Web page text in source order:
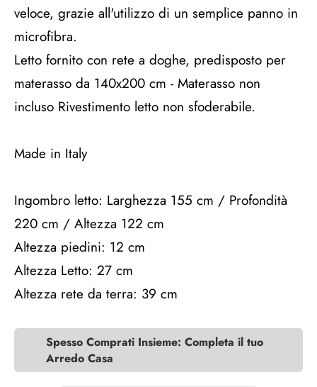
veloce, grazie all'utilizzo di un semplice panno in
microfibra.
Letto fornito con rete a doghe, predisposto per
materasso da 140x200 cm - Materasso non
incluso Rivestimento letto non sfoderabile.
Made in Italy
Ingombro letto: Larghezza 155 cm / Profondità
220 cm / Altezza 122 cm
Altezza piedini: 12 cm
Altezza Letto: 27 cm
Altezza rete da terra: 39 cm
Spesso Comprati Insieme: Completa il tuo
Arredo Casa